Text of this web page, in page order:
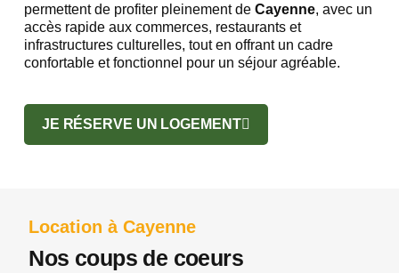
permettent de profiter pleinement de Cayenne, avec un
accès rapide aux commerces, restaurants et
infrastructures culturelles, tout en offrant un cadre
confortable et fonctionnel pour un séjour agréable.
JE RÉSERVE UN LOGEMENT
Location à Cayenne
Nos coups de coeurs